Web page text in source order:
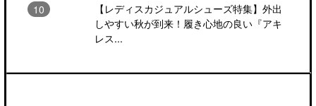
【レディスカジュアルシューズ特集】外出
しやすい秋が到来！履き心地の良い『アキ
レス...